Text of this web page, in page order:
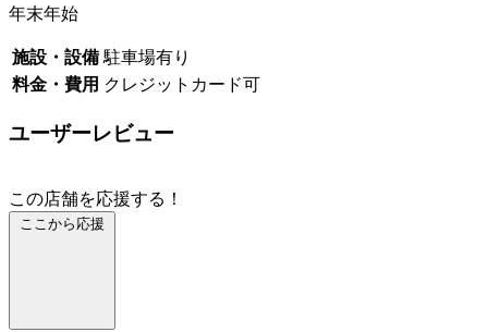
年末年始
施設・設備 駐車場有り
料金・費用 クレジットカード可
ユーザーレビュー
この店舗を応援する！
ここから応援